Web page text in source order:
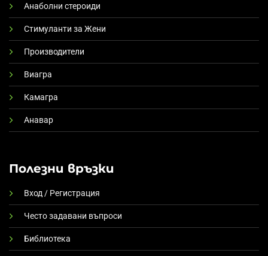
Анаболни стероиди
Стимуланти за Жени
Производители
Виагра
Камагра
Анавар
Полезни връзки
Вход / Регистрация
Често задавани въпроси
Библиотека